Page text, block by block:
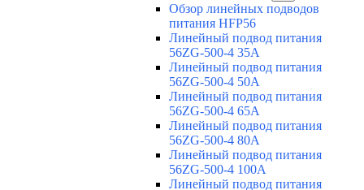
Обзор линейных подводов
питания HFP56
Линейный подвод питания
56ZG-500-4 35A
Линейный подвод питания
56ZG-500-4 50A
Линейный подвод питания
56ZG-500-4 65A
Линейный подвод питания
56ZG-500-4 80A
Линейный подвод питания
56ZG-500-4 100A
Линейный подвод питания